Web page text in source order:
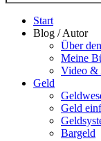
nach
Start
Blog / Autor
Über
Meine
Video &
Geld
Geld
Bargeld